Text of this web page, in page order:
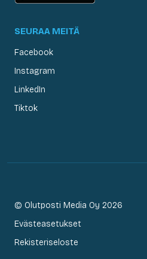
SEURAA MEITÄ
Facebook
Instagram
LinkedIn
Tiktok
© Olutposti Media Oy 2026
Evästeasetukset
Rekisteriseloste